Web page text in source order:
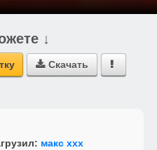
↓
 Скачать 
макс ххх